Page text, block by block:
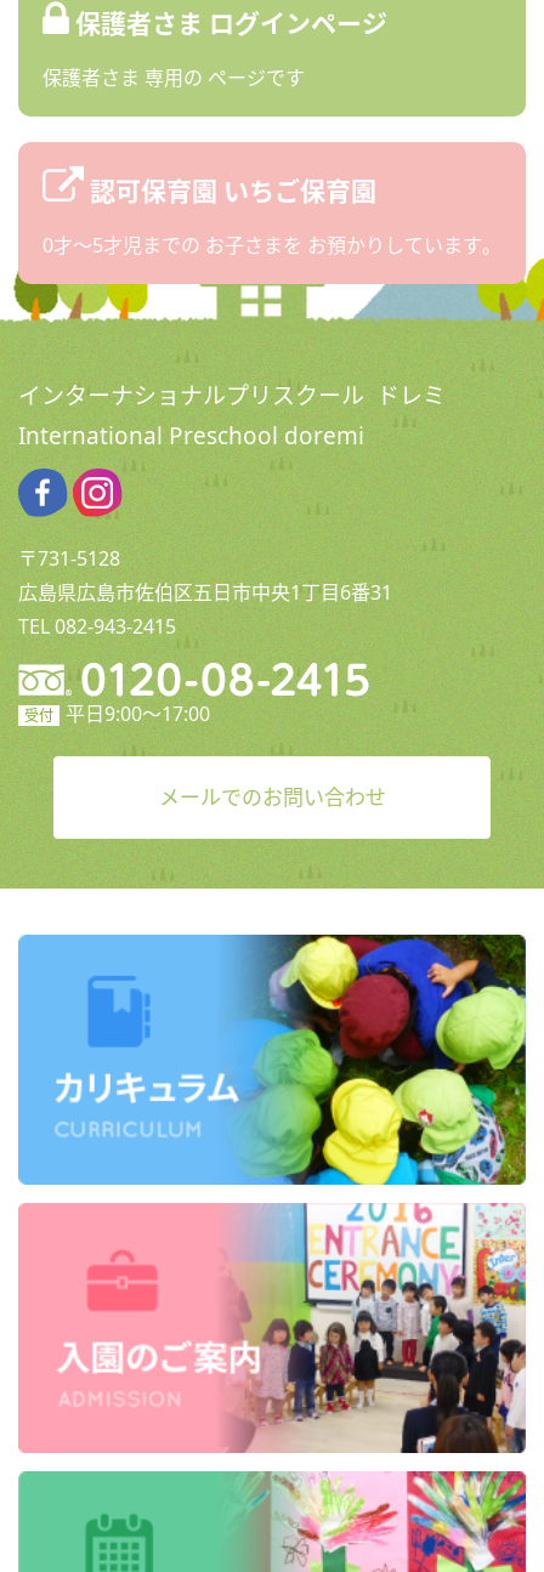
保護者さま ログインページ
保護者さま 専用の ページです
認可保育園 いちご保育園
0才〜5才児までの お子さまを お預かりしています。
インターナショナルプリスクール ドレミ
International Preschool doremi
〒731-5128
広島県広島市佐伯区五日市中央1丁目6番31
TEL 082-943-2415
受付 平日9:00〜17:00
メールでのお問い合わせ